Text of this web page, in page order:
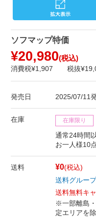
ソフマップ特価
¥20,980(税込)
消費税¥1,907 税抜
発売日 2025/07/11
在庫 在庫限り
通常24時間
お一人様10
送料 ¥0(税込)
送料グループ
送料無料キ
※一部離島
定エリアを除